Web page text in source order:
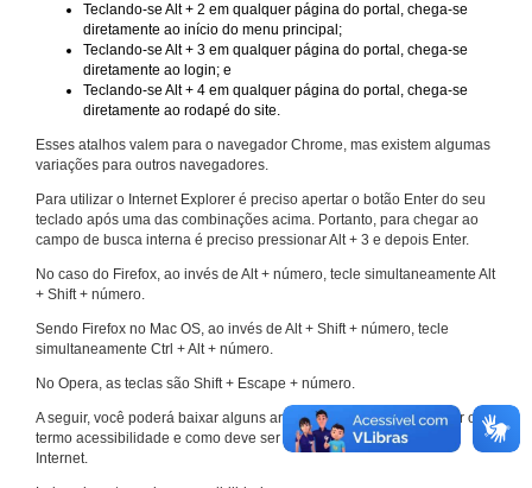
Teclando-se Alt + 2 em qualquer página do portal, chega-se
diretamente ao início do menu principal;
Teclando-se Alt + 3 em qualquer página do portal, chega-se
diretamente ao login; e
Teclando-se Alt + 4 em qualquer página do portal, chega-se
diretamente ao rodapé do site.
Esses atalhos valem para o navegador Chrome, mas existem algumas
variações para outros navegadores.
Para utilizar o Internet Explorer é preciso apertar o botão Enter do seu
teclado após uma das combinações acima. Portanto, para chegar ao
campo de busca interna é preciso pressionar Alt + 3 e depois Enter.
No caso do Firefox, ao invés de Alt + número, tecle simultaneamente Alt
+ Shift + número.
Sendo Firefox no Mac OS, ao invés de Alt + Shift + número, tecle
simultaneamente Ctrl + Alt + número.
No Opera, as teclas são Shift + Escape + número.
A seguir, você poderá baixar alguns arquivos que explicam melhor o
termo acessibilidade e como deve ser implementado nos sites da
Internet.